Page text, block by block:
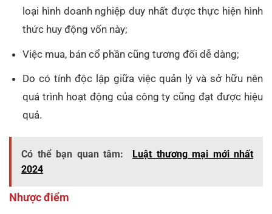
loại hình doanh nghiệp duy nhất được thực hiện hình
thức huy động vốn này;
Việc mua, bán cổ phần cũng tương đối dễ dàng;
Do có tính độc lập giữa việc quản lý và sở hữu nên
quá trình hoạt động của công ty cũng đạt được hiệu
quả.
Có thể bạn quan tâm:
Luật thương mại mới nhất
2024
Nhược điểm